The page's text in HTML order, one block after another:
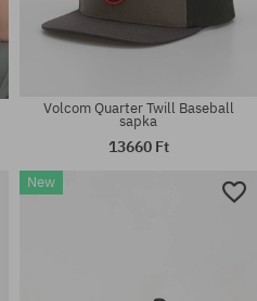
Volcom Quarter Twill Baseball
sapka
13660 Ft
New